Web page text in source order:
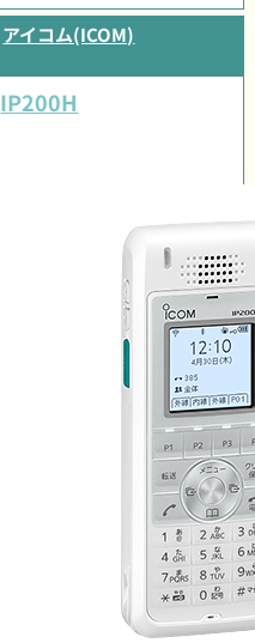
アイコム(ICOM)
IP200H